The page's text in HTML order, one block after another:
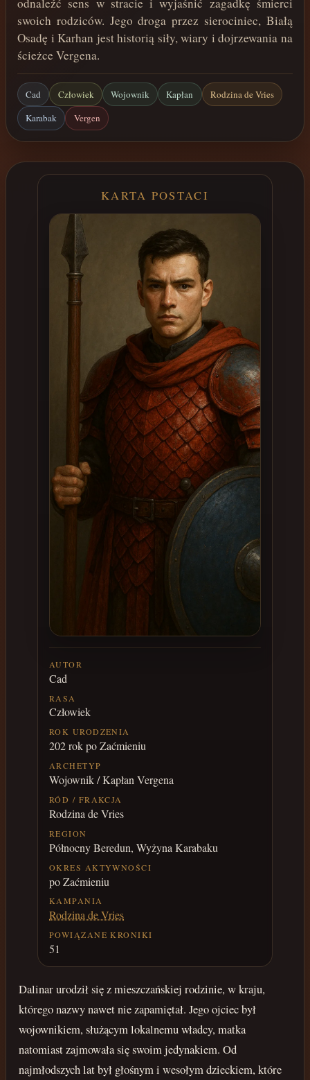
odnaleźć sens w stracie i wyjaśnić zagadkę śmierci
swoich rodziców. Jego droga przez sierociniec, Białą
Osadę i Karhan jest historią siły, wiary i dojrzewania na
ścieżce Vergena.
Cad Człowiek Wojownik Kapłan
Rodzina de Vries
Karabak
Vergen
KARTA POSTACI
AUTOR
Cad
RASA
Człowiek
ROK URODZENIA
202 rok po Zaćmieniu
ARCHETYP
Wojownik / Kapłan Vergena
RÓD / FRAKCJA
Rodzina de Vries
REGION
Północny Beredun, Wyżyna Karabaku
OKRES AKTYWNOŚCI
po Zaćmieniu
KAMPANIA
Rodzina de Vries
POWIĄZANE KRONIKI
51
Dalinar urodził się z mieszczańskiej rodzinie, w kraju,
którego nazwy nawet nie zapamiętał. Jego ojciec był
wojownikiem, służącym lokalnemu władcy, matka
natomiast zajmowała się swoim jedynakiem. Od
najmłodszych lat był głośnym i wesołym dzieckiem, które